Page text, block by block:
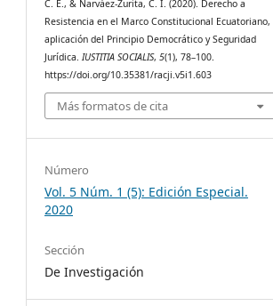
C. E., & Narváez-Zurita, C. I. (2020). Derecho a
Resistencia en el Marco Constitucional Ecuatoriano,
aplicación del Principio Democrático y Seguridad
Jurídica.IUSTITIA SOCIALIS,5(1), 78–100.
https://doi.org/10.35381/racji.v5i1.603
Más formatos de cita
Número
Vol. 5 Núm. 1 (5): Edición Especial.
2020
Sección
De Investigación